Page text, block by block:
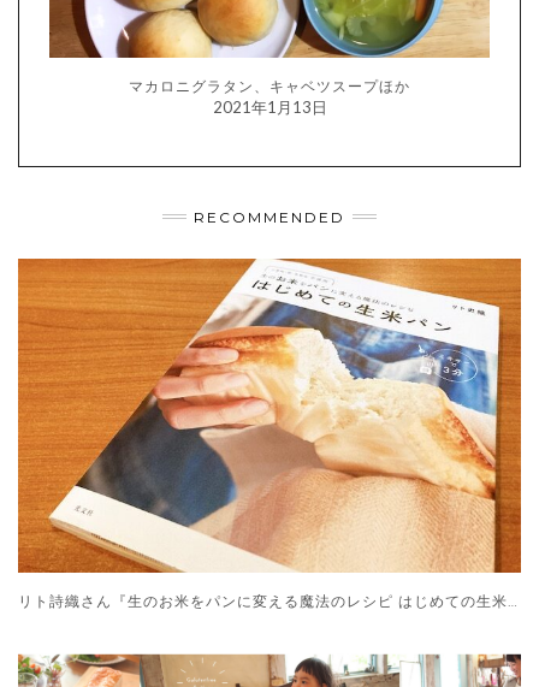
マカロニグラタン、キャベツスープほか
2021年1月13日
RECOMMENDED
リト詩織さん『生のお米をパンに変える魔法のレシピ はじめての生米パン』